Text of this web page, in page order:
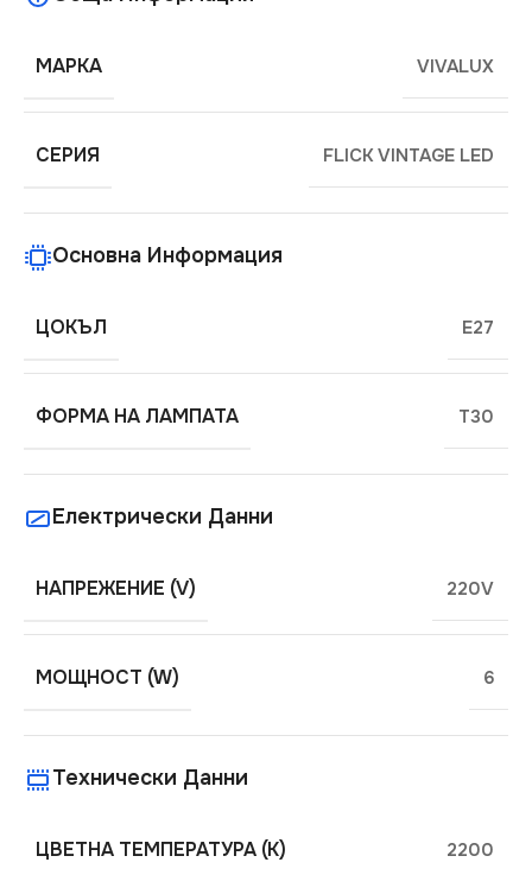
МАРКА VIVALUX
СЕРИЯ FLICK VINTAGE LED
Основна Информация
ЦОКЪЛ E27
ФОРМА НА ЛАМПАТА T30
Електрически Данни
НАПРЕЖЕНИЕ (V) 220V
МОЩНОСТ (W) 6
Технически Данни
ЦВЕТНА ТЕМПЕРАТУРА (K) 2200